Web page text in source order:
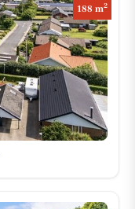
188 m2